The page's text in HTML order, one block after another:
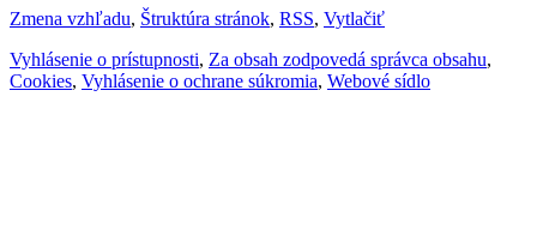
Zmena vzhľadu, Štruktúra stránok, RSS, Vytlačiť
Vyhlásenie o prístupnosti, Za obsah zodpovedá správca obsahu,
Cookies, Vyhlásenie o ochrane súkromia, Webové sídlo